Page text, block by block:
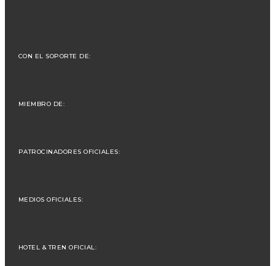
CON EL SOPORTE DE:
MIEMBRO DE:
PATROCINADORES OFICIALES:
MEDIOS OFICIALES:
HOTEL & TREN OFICIAL: